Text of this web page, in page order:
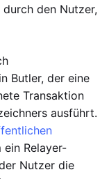
den Nutzer,
Butler, der eine
Transaktion
ausführt.
Relayer-
Nutzer die